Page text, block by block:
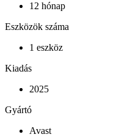
12 hónap
Eszközök száma
1 eszköz
Kiadás
2025
Gyártó
Avast